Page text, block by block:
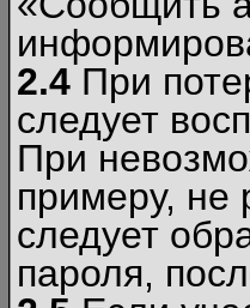
2.4 При
следует
При
примеру, не
следует
пароля,